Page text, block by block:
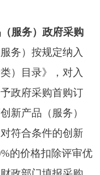
服务）政府采购
务） 按规定纳入
）目录》
， 对入
政府采购首购订
新产品（服务）
符合条件的创新
的价格扣除评审优